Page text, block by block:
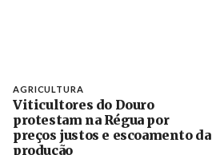
AGRICULTURA
Viticultores do Douro
protestam na Régua por
preços justos e escoamento da
produção